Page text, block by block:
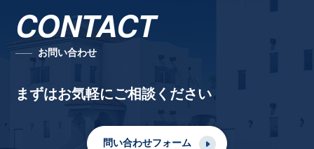
CONTACT
お問い合わせ
まずはお気軽にご相談ください
問い合わせフォーム